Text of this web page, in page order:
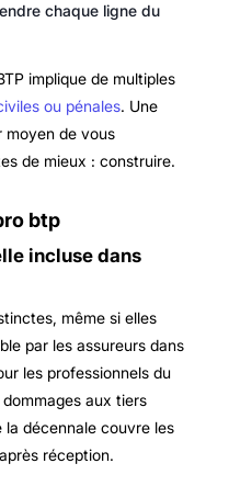
chaque ligne du
implique de multiples
ou pénales. Une
moyen de vous
de mieux : construire.
btp
incluse dans
même si elles
par les assureurs dans
les professionnels du
aux tiers
décennale couvre les
réception.